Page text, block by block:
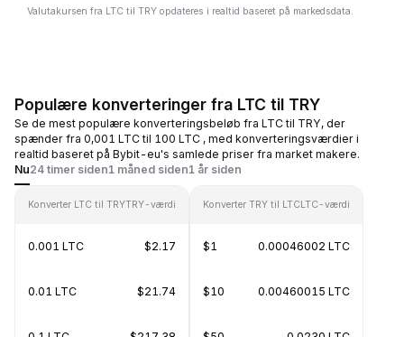
Valutakursen fra LTC til TRY opdateres i realtid baseret på markedsdata.
Populære konverteringer fra LTC til TRY
Se de mest populære konverteringsbeløb fra LTC til TRY, der
spænder fra 0,001 LTC til 100 LTC , med konverteringsværdier i
realtid baseret på Bybit-eu's samlede priser fra market makere.
Nu24 timer siden1 måned siden1 år siden
Konverter LTC til TRYTRY-værdi
0.001 LTC $2.17
0.01 LTC $21.74
Konverter TRY til LTCLTC-værdi
$1 0.00046002 LTC
$10 0.00460015 LTC